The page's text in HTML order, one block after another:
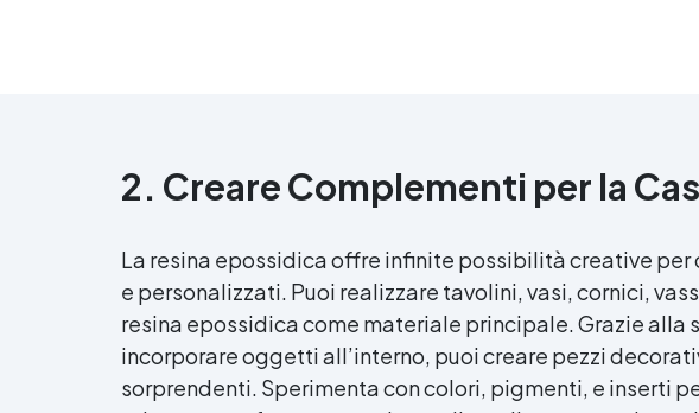
2. Creare Complementi per la
La resina epossidicaoffre infinite possibilità creative per
e personalizzati. Puoi realizzare tavolini, vasi, cornici,
resina epossidicacome materiale principale. Grazie alla
incorporare oggetti all’interno, puoi creare pezzi
sorprendenti. Sperimenta con colori, pigmenti, e inserti